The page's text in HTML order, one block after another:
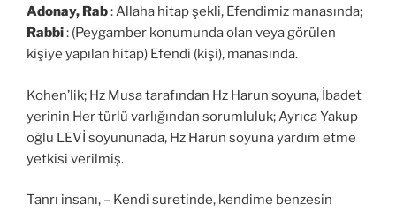
Adonay, Rab: Allaha hitap şekli, Efendimiz manasında;
Rabbi: (Peygamber konumunda olan veya görülen
kişiye yapılan hitap) Efendi (kişi), manasında.
Kohen’lik; Hz Musa tarafından Hz Harun soyuna, İbadet
yerinin Her türlü varlığından sorumluluk; Ayrıca Yakup
oğlu LEVİ soyununada, Hz Harun soyuna yardım etme
yetkisi verilmiş.
Tanrı insanı, – Kendi suretinde, kendime benzesin